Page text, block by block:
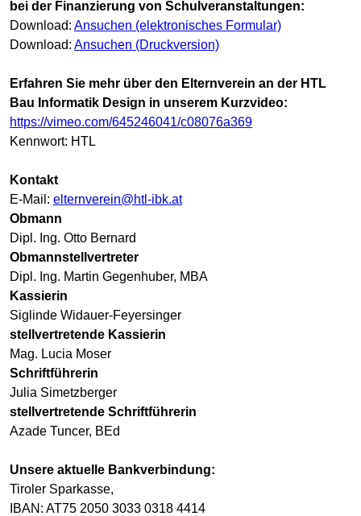
bei der Finanzierung von Schulveranstaltungen:
Download: Ansuchen (elektronisches Formular)
Download: Ansuchen (Druckversion)
Erfahren Sie mehr über den Elternverein an der HTL
Bau Informatik Design in unserem Kurzvideo:
https://vimeo.com/645246041/c08076a369
Kennwort: HTL
Kontakt
E-Mail: elternverein@htl-ibk.at
Obmann
Dipl. Ing. Otto Bernard
Obmannstellvertreter
Dipl. Ing. Martin Gegenhuber, MBA
Kassierin
Siglinde Widauer-Feyersinger
stellvertretende Kassierin
Mag. Lucia Moser
Schriftführerin
Julia Simetzberger
stellvertretende Schriftführerin
Azade Tuncer, BEd
Unsere aktuelle Bankverbindung:
Tiroler Sparkasse,
IBAN: AT75 2050 3033 0318 4414